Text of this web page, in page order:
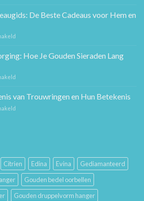
Gouden
Sierkunst
De Beste Cadeaus voor Hem en
Cadeaugids:
De
Hem
Hoe Je Gouden Sieraden Lang
Verzorging:
van Trouwringen en Hun Betekenis
Hun
Betekenis
Citrien Edina Evina
Gediamanteerd
Gouden bedel oorbellen
Gouden druppelvorm hanger